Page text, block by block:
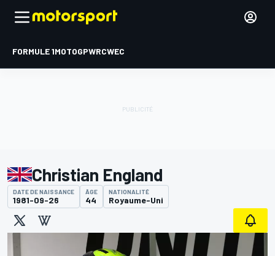
FORMULE 1MOTOGPWRCWEC
Christian England
DATE DE NAISSANCE
1981-09-26
ÂGE
44
NATIONALITÉ
Royaume-Uni